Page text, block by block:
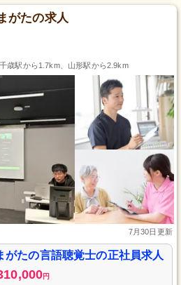
がたの求人
歳駅から1.7km、山形駅から2.9km
7月30日更新
がたの言語聴覚士の正社員求人
円